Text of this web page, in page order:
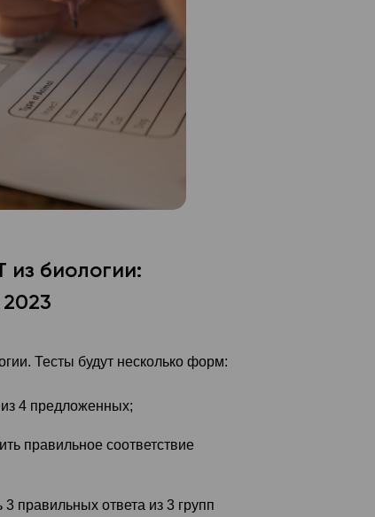
биологии:
Тесты будут несколько форм:
4 предложенных;
правильное соответствие
правильных ответа из 3 групп